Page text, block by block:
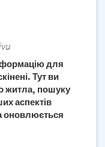
для
Тут ви
житла, пошуку
аспектів
оновлюється